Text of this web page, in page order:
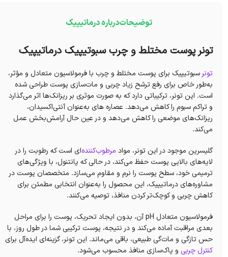
توضیحاتدرباره درماتیپیک
تونر پوست مختلط و چرب سبوتیپیک درماتیپیک
تونرسبوتیپیک برای پوست مختلط و چرب با فرمولاسیون متعادل و مؤثر،
به‌طور خاص برای رفع ترشح زیاد چربی و مات‌سازی پوست طراحی شده
است. این تونر، ترکیباتی دارد که به‌ صورت موثری بر ریزانک‌ها اثر می‌گذارد
و تراکم سبوم را کاهش می‌دهد. عصاره های به‌عنوان آنتی‌اکسیدان،
ریزانک‌های موضعی را کاهش می‌دهد و در عین حال آرامش‌بخش عمل
می‌کند.
گلیسرین موجود در این تونر، مواد مرطوب‌کننده‌ای است که رطوبت را در
لایه‌های بالایی پوست حفظ می‌کند، در حالی که پانتنول، با ویژگی‌های
ترمیمی خود، سطح پوست را نرم و مقاوم می‌سازد. متخصصان پوست در
مشاوره‌های درماتیپیک، این محصول را به‌عنوان انتخابی مطمئن برای
کاهش چربی و کوچک‌تر کردن منافذ، توصیه می‌کنند.
فرمولاسیون متعادل pH آن، بدون ایجاد تحریک، پوست را برای مراحل
بعدی مراقبت آماده می‌کند و در نتیجه، پوست ترکیبی شما در طول روز، با
حس تازگی و مات‌گی طبیعی، باقی می‌ماند. این تونر، گزینه‌ای ایده‌آل برای
کنترل چربی و پاک‌سازی منافذ محسوب می‌شود.